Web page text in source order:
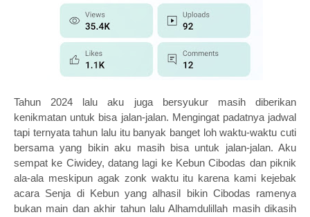
Tahun 2024 lalu aku juga bersyukur masih diberikan
kenikmatan untuk bisa jalan-jalan. Mengingat padatnya jadwal
tapi ternyata tahun lalu itu banyak banget loh waktu-waktu cuti
bersama yang bikin aku masih bisa untuk jalan-jalan. Aku
sempat ke Ciwidey, datang lagi ke Kebun Cibodas dan piknik
ala-ala meskipun agak zonk waktu itu karena kami kejebak
acara Senja di Kebun yang alhasil bikin Cibodas ramenya
bukan main dan akhir tahun lalu Alhamdulillah masih dikasih